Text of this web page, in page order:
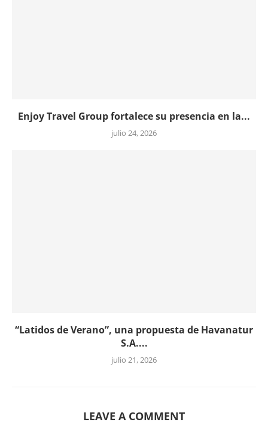
Enjoy Travel Group fortalece su presencia en la...
julio 24, 2026
“Latidos de Verano”, una propuesta de Havanatur
S.A....
julio 21, 2026
LEAVE A COMMENT